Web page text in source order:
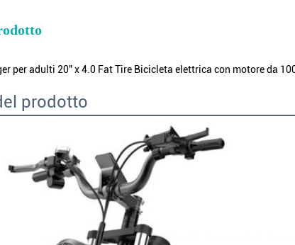
per adulti 20" x 4.0 Fat Tire Bicicleta elettrica con motore da
prodotto